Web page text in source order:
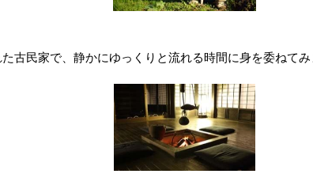
古民家で、静かにゆっくりと流れる時間に身を委ねてみ